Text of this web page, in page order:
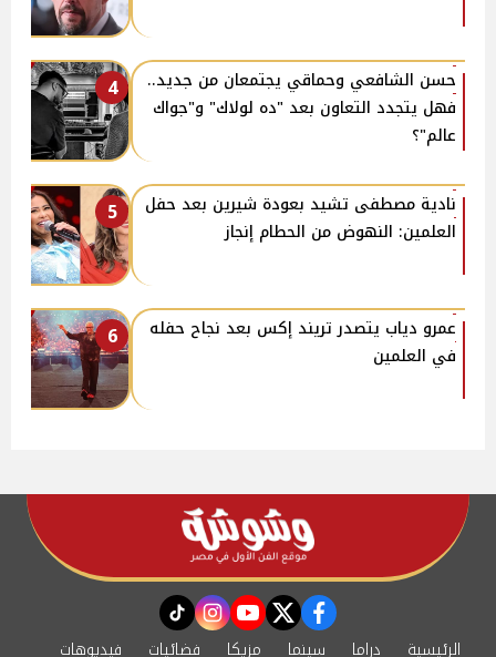
4
حسن الشافعي وحماقي يجتمعان من جديد..
فهل يتجدد التعاون بعد "ده لولاك" و"جواك
عالم"؟
5
نادية مصطفى تشيد بعودة شيرين بعد حفل
العلمين: النهوض من الحطام إنجاز
6
عمرو دياب يتصدر تريند إكس بعد نجاح حفله
في العلمين
facebook
twitter
youtube
instagram
tiktok
الرئيسية دراما سينما مزيكا فضائيات فيديوهات